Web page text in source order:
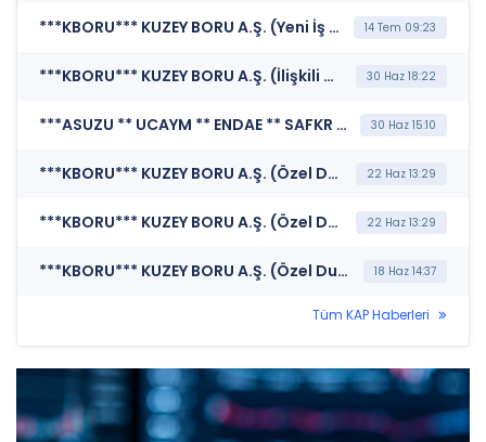
***KBORU*** KUZEY BORU A.Ş. (Yeni İş İlişkisi) 14 Tem 09:23
***KBORU*** KUZEY BORU A.Ş. (İlişkili Taraf İşlemleri) 30 Haz 18:22
***ASUZU ** UCAYM ** ENDAE ** SAFKR ** IHYAY ** NETCD ** MERIT ** TARKM ** CGCAM ** YATAS ** KBORU ** PSDTC*** BORSA İSTANBUL A.Ş. (Endeks Şirketlerinde Değişiklik) 30 Haz 15:10
***KBORU*** KUZEY BORU A.Ş. (Özel Durum Açıklaması (Genel)) 22 Haz 13:29
***KBORU*** KUZEY BORU A.Ş. (Özel Durum Açıklaması (Genel)) 22 Haz 13:29
***KBORU*** KUZEY BORU A.Ş. (Özel Durum Açıklaması (Genel)) 18 Haz 14:37
Tüm KAP Haberleri